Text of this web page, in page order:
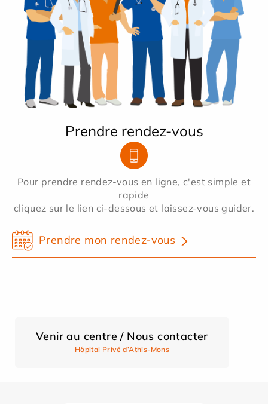
Prendre rendez-vous
Pour prendre rendez-vous en ligne, c'est simple et
rapide
cliquez sur le lien ci-dessous et laissez-vous guider.
Prendre mon rendez-vous
Venir au centre / Nous contacter
Hôpital Privé d’Athis-Mons